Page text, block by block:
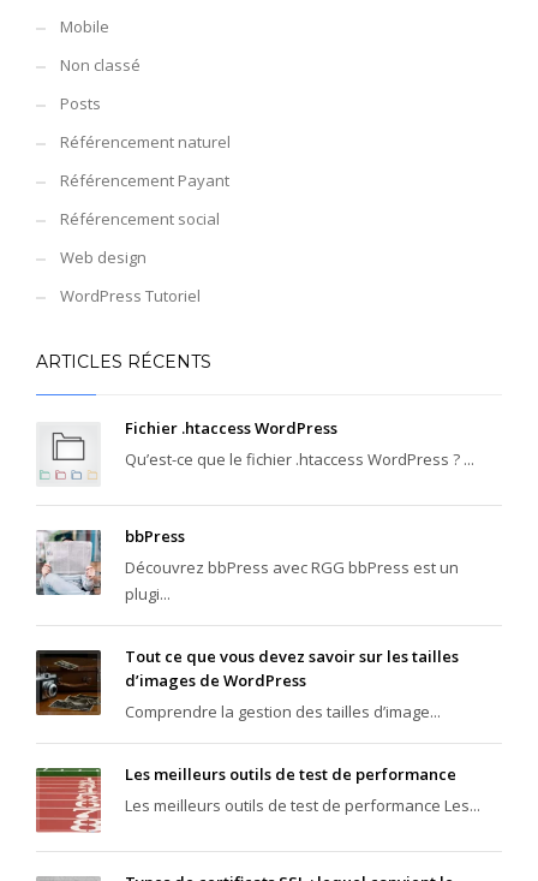
Mobile
Non classé
Posts
Référencement naturel
Référencement Payant
Référencement social
Web design
WordPress Tutoriel
ARTICLES RÉCENTS
Fichier .htaccess WordPress
Qu’est-ce que le fichier .htaccess WordPress ? ...
bbPress
Découvrez bbPress avec RGG bbPress est un
plugi...
Tout ce que vous devez savoir sur les tailles
d’images de WordPress
Comprendre la gestion des tailles d’image...
Les meilleurs outils de test de performance
Les meilleurs outils de test de performance Les...